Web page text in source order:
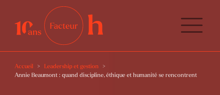
Accueil
Leadership et gestion
Annie Beaumont : quand discipline, éthique et humanité se rencontrent